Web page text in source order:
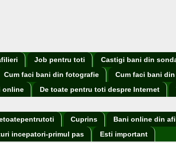
Job pentru toti
Castigi bani din
Cum faci bani din fotografie Cum faci bani
online De toate pentru toti despre Internet
Cuprins Bani online din
incepatori-primul pas Esti important